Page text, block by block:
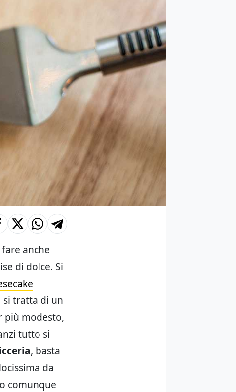
anche
di dolce. Si
si tratta di un
più modesto,
tutto si
, basta
da
comunque